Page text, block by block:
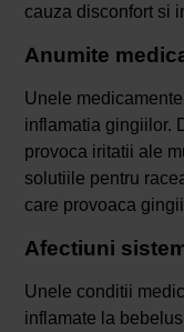
cauza disconfort si
Anumite
Unele
inflamatia gingiilor.
provoca iritatii ale
solutiile pentru
care provoaca
Afectiuni
Unele conditii
inflamate la